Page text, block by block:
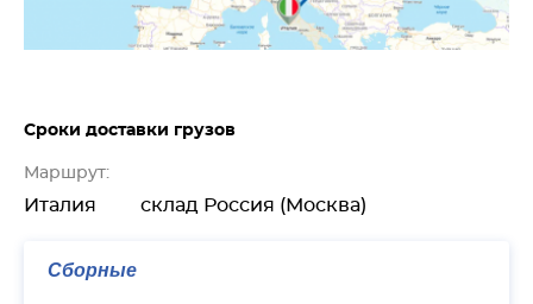
Сроки доставки грузов
Маршрут:
Италия склад Россия (Москва)
Сборные